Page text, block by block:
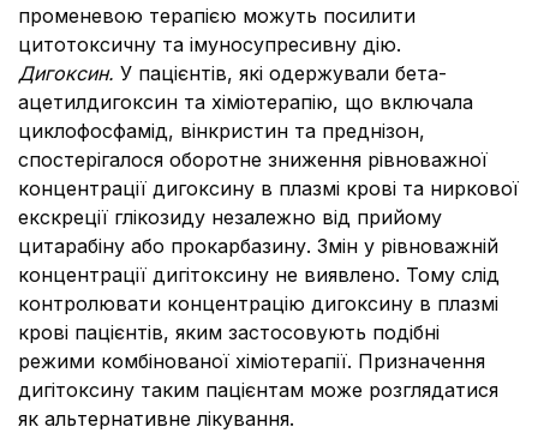
променевою терапією можуть посилити
цитотоксичну та імуносупресивну дію.
Дигоксин. У пацієнтів, які одержували бета-
ацетилдигоксин та хіміотерапію, що включала
циклофосфамід, вінкристин та преднізон,
спостерігалося оборотне зниження рівноважної
концентрації дигоксину в плазмі крові та ниркової
екскреції глікозиду незалежно від прийому
цитарабіну або прокарбазину. Змін у рівноважній
концентрації дигітоксину не виявлено. Тому слід
контролювати концентрацію дигоксину в плазмі
крові пацієнтів, яким застосовують подібні
режими комбінованої хіміотерапії. Призначення
дигітоксину таким пацієнтам може розглядатися
як альтернативне лікування.